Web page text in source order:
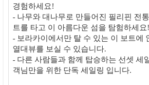
경험하세요!
- 나무와 대나무로 만들어진 필리핀 전
트를 타고 이 아름다운 섬을 탐험하세요!
- 보라카이에서만 탈 수 있는 이 보트에
열대뷰를 보실 수 있습니다.
- 다른 사람들과 함께 탑승하는 선셋 세
객님만을 위한 단독 세일링 입니다.